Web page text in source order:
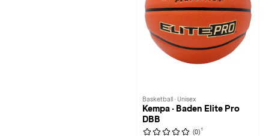
Basketball · Unisex
Kempa · Baden Elite Pro
DBB
(0) 1